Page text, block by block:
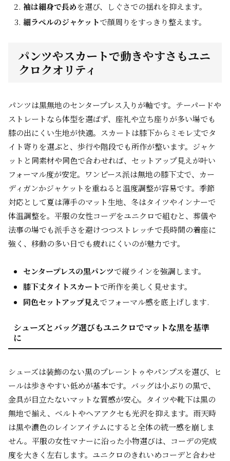
袖は細身で長めを選び、しぐさでの揺れを抑えます。
細ラペルのジャケットで顔周りをすっきり整えます。
パンツやスカートで動きやすさもユニ
クロクオリティ
パンツは黒無地のセンタープレス入りが軸です。テーパードや
ストレートなら体型を選ばず、座礼や立ち座りが多い場でも
膝の出にくい生地が快適。スカートは膝下からミモレ丈でタ
イト寄りを選ぶと、歩行や階段でも所作が整います。ジャケ
ットと同素材や同色で合わせれば、セットアップ見えが叶い
フォーマル度が安定。ワンピース派は無地の膝下丈で、カー
ディガンかジャケットを重ねると温度調整が容易です。季節
対応として夏は薄手のマット生地、冬はタイツやインナーで
体温調整を。平服の女性コーデをユニクロで組むと、葬儀や
法事の場でも派手さを避けつつストレッチで長時間の着座に
強く、移動の多い日でも疲れにくいのが魅力です。
センタープレスの黒パンツで縦ラインを強調します。
膝下丈タイトスカートで所作を美しく見せます。
同色セットアップ見えでフォーマル感を底上げします.
シューズとバッグ選びもユニクロでマットな黒を基準
に
シューズは装飾のない黒のプレーントゥやパンプスを選び、ヒ
ールは歩きやすい低めが基本です。バッグは小ぶりの黒で、
金具が目立たないマットな質感が安心。タイツや靴下は黒の
無地で揃え、ベルトやヘアアクセも光沢を抑えます。雨天時
は黒や濃色のレインアイテムにすると全体の統一感を崩しま
せん。平服の女性マナーに沿った小物選びは、コーデの完成
度を大きく左右します。ユニクロのきれいめコーデと合わせ